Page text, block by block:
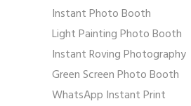
Instant Photo Booth
Light Painting Photo Booth
Instant Roving Photography
Green Screen Photo Booth
WhatsApp Instant Print